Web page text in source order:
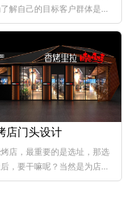
解自己的目标客户群体是哪
，这样...
店门头设计
店，最重要的是选址，那选
，要干嘛呢？当然是为店铺
，要知道烧烤店的装修...